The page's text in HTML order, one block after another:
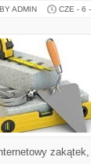
ADMIN CZE - 6